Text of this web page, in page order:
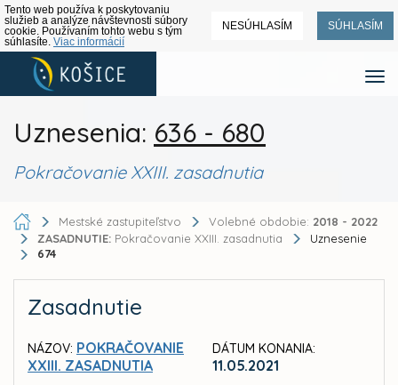
Tento web používa k poskytovaniu
služieb a analýze návštevnosti súbory
cookie. Používaním tohto webu s tým
súhlasíte. Viac informácií
NESÚHLASÍM SÚHLASÍM
Uznesenia: 636 - 680
Pokračovanie XXIII. zasadnutia
Mestské zastupiteľstvo Volebné obdobie: 2018 - 2022
ZASADNUTIE: Pokračovanie XXIII. zasadnutia
Uznesenie
674
Zasadnutie
NÁZOV: POKRAČOVANIE
XXIII. ZASADNUTIA
DÁTUM KONANIA:
11.05.2021